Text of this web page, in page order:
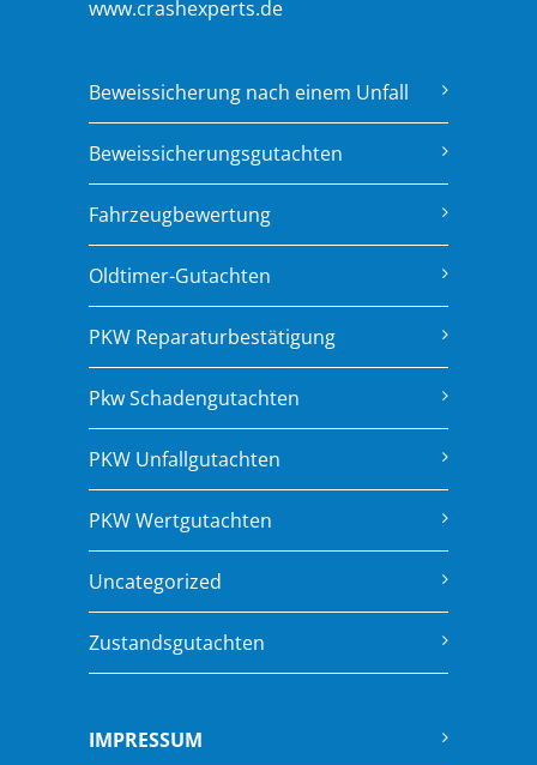
www.crashexperts.de
Beweissicherung nach einem Unfall
Beweissicherungsgutachten
Fahrzeugbewertung
Oldtimer-Gutachten
PKW Reparaturbestätigung
Pkw Schadengutachten
PKW Unfallgutachten
PKW Wertgutachten
Uncategorized
Zustandsgutachten
IMPRESSUM